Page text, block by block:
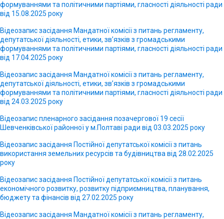
формуваннями та політичними партіями, гласності діяльності ради
від 15.08.2025 року
Відеозапис засідання Мандатної комісії з питань регламенту,
депутатської діяльності, етики, зв’язків з громадськими
формуваннями та політичними партіями, гласності діяльності ради
від 17.04.2025 року
Відеозапис засідання Мандатної комісії з питань регламенту,
депутатської діяльності, етики, зв’язків з громадськими
формуваннями та політичними партіями, гласності діяльності ради
від 24.03.2025 року
Відеозапис пленарного засідання позачергової 19 сесії
Шевченківської районної у м.Полтаві ради від 03.03.2025 року
Відеозапис засідання Постійної депутатської комісії з питань
використання земельних ресурсів та будівництва від 28.02.2025
року
Відеозапис засідання Постійної депутатської комісії з питань
економічного розвитку, розвитку підприємництва, планування,
бюджету та фінансів від 27.02.2025 року
Відеозапис засідання Мандатної комісії з питань регламенту,